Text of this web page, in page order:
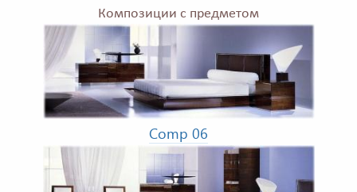
Композиции с предметом
Comp 06